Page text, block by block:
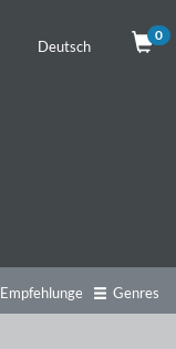
Deutsch
0
Empfehlungen Genres